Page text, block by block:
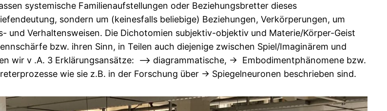
systemische Familienaufstellungen oder Beziehungsbretter dieses
sondern um (keinesfalls beliebige) Beziehungen, Verkörperungen, um
und Verhaltensweisen. Die Dichotomien subjektiv-objektiv und Materie/Körper-Geist
bzw. ihren Sinn, in Teilen auch diejenige zwischen Spiel/Imaginärem und
wir v .A. 3 Erklärungsansätze: –> diagrammatische, -> Embodimentphänomene bzw.
wie sie z.B. in der Forschung über -> Spiegelneuronen beschrieben sind.